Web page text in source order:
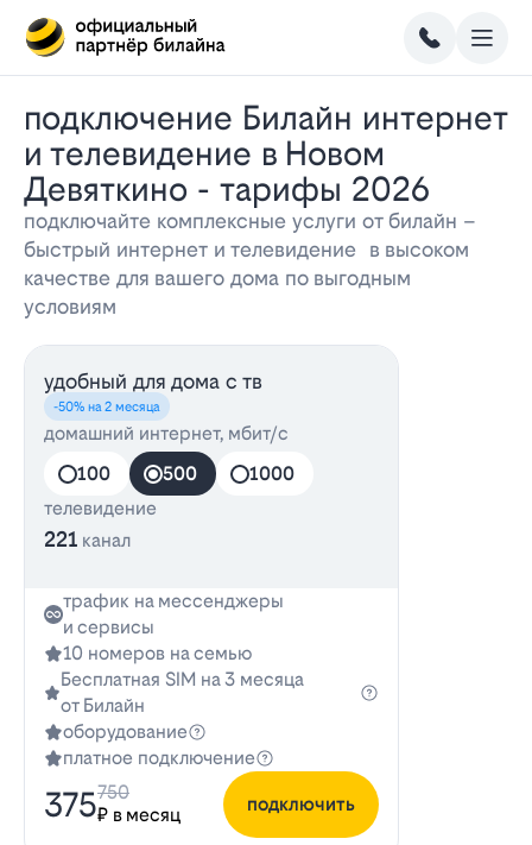
Подключение Билайн интернет
и телевидение в Новом
Девяткино - тарифы 2026
подключайте комплексные услуги от билайн –
быстрый интернет и телевидение в высоком
качестве для вашего дома по выгодным
условиям
удобный для дома с тв
-50% на 2 месяца
домашний интернет, мбит/с
100
500
1000
телевидение
221 канал
трафик на мессенджеры
и сервисы
10 номеров на семью
Бесплатная SIM на 3 месяца
от Билайн
оборудование
платное подключение
375₽ в месяц
750
подключить